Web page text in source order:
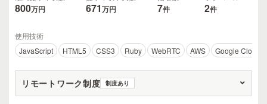
800万円 671万円 7件 2件
使用技術
JavaScript
HTML5 CSS3 Ruby WebRTC AWS Google Cloud
リモートワーク制度 制度あり